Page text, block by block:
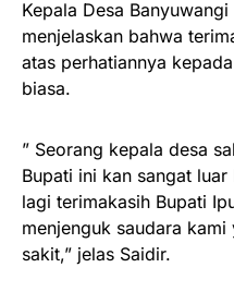
Kepala Desa
menjelaskan bahwa
atas perhatiannya
biasa.
” Seorang kepala desa
Bupati ini kan sangat
lagi terimakasih Bupati
menjenguk saudara
sakit,” jelas Saidir.